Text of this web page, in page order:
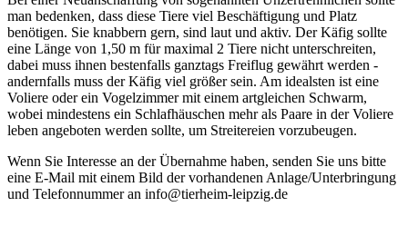
man bedenken, dass diese Tiere viel Beschäftigung und Platz
benötigen. Sie knabbern gern, sind laut und aktiv. Der Käfig sollte
eine Länge von 1,50 m für maximal 2 Tiere nicht unterschreiten,
dabei muss ihnen bestenfalls ganztags Freiflug gewährt werden -
andernfalls muss der Käfig viel größer sein. Am idealsten ist eine
Voliere oder ein Vogelzimmer mit einem artgleichen Schwarm,
wobei mindestens ein Schlafhäuschen mehr als Paare in der Voliere
leben angeboten werden sollte, um Streitereien vorzubeugen.
Wenn Sie Interesse an der Übernahme haben, senden Sie uns bitte
eine E-Mail mit einem Bild der vorhandenen Anlage/Unterbringung
und Telefonnummer an info@tierheim-leipzig.de